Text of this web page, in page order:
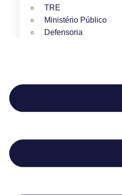
TRE
Ministério Público
Defensoria